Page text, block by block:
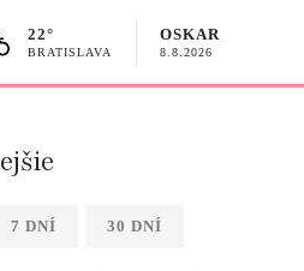
22°
BRATISLAVA
OSKAR
8.8.2026
7 DNÍ 30 DNÍ